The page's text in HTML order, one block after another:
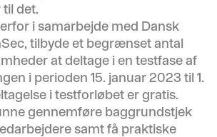
det.
i samarbejde med Dansk
tilbyde et begrænset antal
at deltage i en testfase af
i perioden 15. januar 2023 til 1.
i testforløbet er gratis.
gennemføre baggrundstjek
samt få praktiske